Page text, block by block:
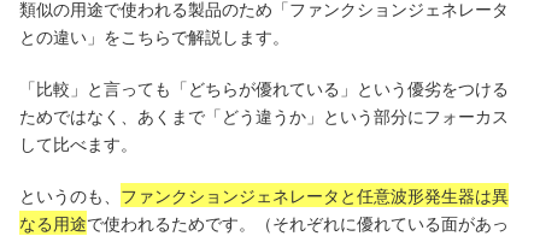
類似の用途で使われる製品のため「ファンクションジェネレータ
との違い」をこちらで解説します。
「比較」と言っても「どちらが優れている」という優劣をつける
ためではなく、あくまで「どう違うか」という部分にフォーカス
して比べます。
というのも、 ファンクションジェネレータと任意波形発生器は異
なる用途で使われるためです。（それぞれに優れている面があっ